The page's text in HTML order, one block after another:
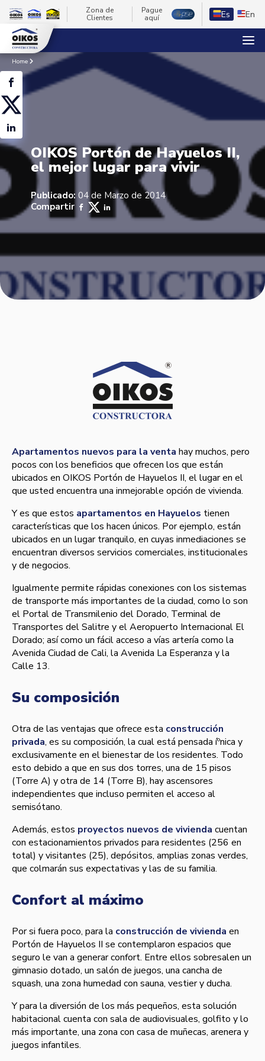
Zona de
Clientes
Pague
aquí
Es En
Home
OIKOS Portón de Hayuelos II,
el mejor lugar para vivir
Publicado: 04 de Marzo de 2014
Compartir
Apartamentos nuevos para la venta hay muchos, pero
pocos con los beneficios que ofrecen los que están
ubicados en OIKOS Portón de Hayuelos II, el lugar en el
que usted encuentra una inmejorable opción de vivienda.
Y es que estos apartamentos en Hayuelos tienen
caracterí­sticas que los hacen únicos. Por ejemplo, están
ubicados en un lugar tranquilo, en cuyas inmediaciones se
encuentran diversos servicios comerciales, institucionales
y de negocios.
Igualmente permite rápidas conexiones con los sistemas
de transporte más importantes de la ciudad, como lo son
el Portal de Transmilenio del Dorado, Terminal de
Transportes del Salitre y el Aeropuerto Internacional El
Dorado; así­ como un fácil acceso a ví­as arterí­a como la
Avenida Ciudad de Cali, la Avenida La Esperanza y la
Calle 13.
Su composición
Otra de las ventajas que ofrece esta construcción
privada, es su composición, la cual está pensada íºnica y
exclusivamente en el bienestar de los residentes. Todo
esto debido a que en sus dos torres, una de 15 pisos
(Torre A) y otra de 14 (Torre B), hay ascensores
independientes que incluso permiten el acceso al
semisótano.
Además, estos proyectos nuevos de vivienda cuentan
con estacionamientos privados para residentes (256 en
total) y visitantes (25), depósitos, amplias zonas verdes,
que colmarán sus expectativas y las de su familia.
Confort al máximo
Por si fuera poco, para la construcción de vivienda en
Portón de Hayuelos II se contemplaron espacios que
seguro le van a generar confort. Entre ellos sobresalen un
gimnasio dotado, un salón de juegos, una cancha de
squash, una zona humedad con sauna, vestier y ducha.
Y para la diversión de los más pequeños, esta solución
habitacional cuenta con sala de audiovisuales, golfito y lo
más importante, una zona con casa de muñecas, arenera y
juegos infantiles.